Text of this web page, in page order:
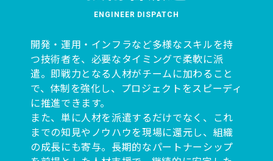
ENGINEER DISPATCH
開発・運用・インフラなど多様なスキルを持
つ技術者を、必要なタイミングで柔軟に派
遣。即戦力となる人材がチームに加わること
で、体制を強化し、プロジェクトをスピーディ
に推進できます。
また、単に人材を派遣するだけでなく、これ
までの知見やノウハウを現場に還元し、組織
の成長にも寄与。長期的なパートナーシップ